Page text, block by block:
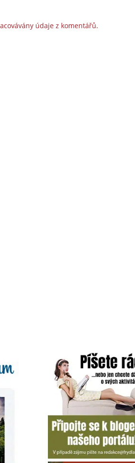
údaje z komentářů.